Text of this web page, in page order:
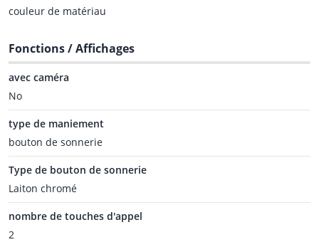
couleur de matériau
Fonctions / Affichages
avec caméra
No
type de maniement
bouton de sonnerie
Type de bouton de sonnerie
Laiton chromé
nombre de touches d'appel
2